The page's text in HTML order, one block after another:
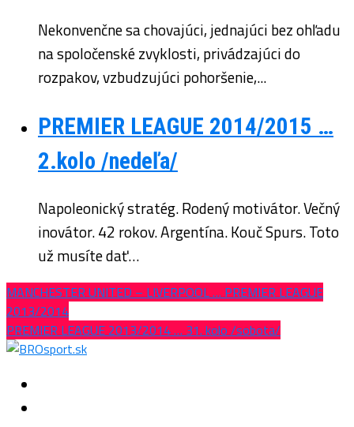
Nekonvenčne sa chovajúci, jednajúci bez ohľadu
na spoločenské zvyklosti, privádzajúci do
rozpakov, vzbudzujúci pohoršenie,...
PREMIER LEAGUE 2014/2015 …
2.kolo /nedeľa/
Napoleonický stratég. Rodený motivátor. Večný
inovátor. 42 rokov. Argentína. Kouč Spurs. Toto
už musíte dať…
MANCHESTER UNITED – LIVERPOOL … PREMIER LEAGUE
2013/2014
PREMIER LEAGUE 2013/2014 … 31. kolo /sobota/